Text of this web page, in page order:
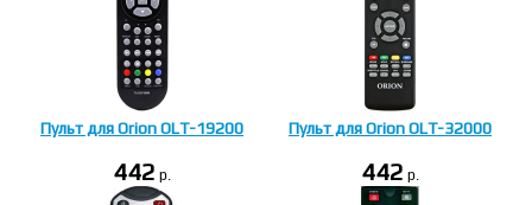
Пульт для Orion OLT-19200
442 p.
Пульт для Orion OLT-32000
442 p.